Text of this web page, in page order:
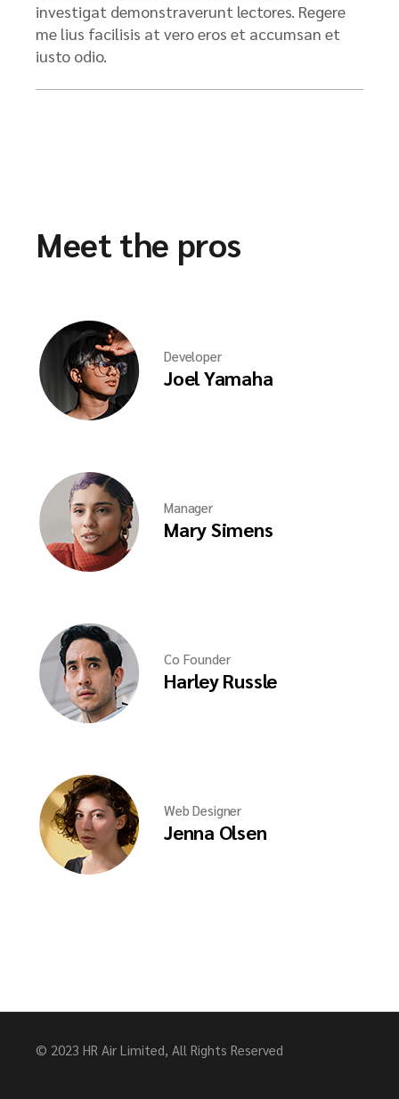
investigat demonstraverunt lectores. Regere
me lius facilisis at vero eros et accumsan et
iusto odio.
Meet the pros
Developer
Joel Yamaha
Manager
Mary Simens
Co Founder
Harley Russle
Web Designer
Jenna Olsen
© 2023 HR Air Limited, All Rights Reserved